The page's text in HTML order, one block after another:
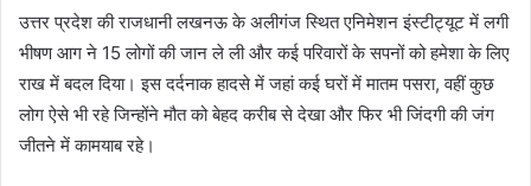
उत्तर प्रदेश की राजधानी लखनऊ के अलीगंज स्थित एनिमेशन इंस्टीट्यूट में लगी
भीषण आग ने 15 लोगों की जान ले ली और कई परिवारों के सपनों को हमेशा के लिए
राख में बदल दिया। इस दर्दनाक हादसे में जहां कई घरों में मातम पसरा, वहीं कुछ
लोग ऐसे भी रहे जिन्होंने मौत को बेहद करीब से देखा और फिर भी जिंदगी की जंग
जीतने में कामयाब रहे।